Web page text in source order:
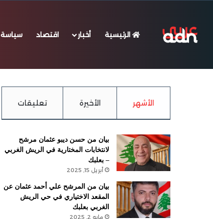
الرئيسية أخبار اقتصاد سياسة
الخميس, أغسطس 6 2026
الأشهر الأخيرة تعليقات
بيان من حسن ديبو عثمان مرشح
لانتخابات المختارية في الريش الغربي
– بعلبك
أبريل 15, 2025
بيان من المرشح علي أحمد عثمان عن
المقعد الاختياري في حي الريش
الغربي بعلبك
مايو 2, 2025